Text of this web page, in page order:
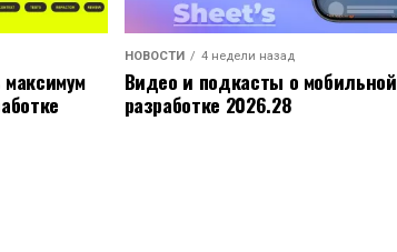
максимум
НОВОСТИ 4 недели назад
Видео и подкасты о мобильной
разработке 2026.28